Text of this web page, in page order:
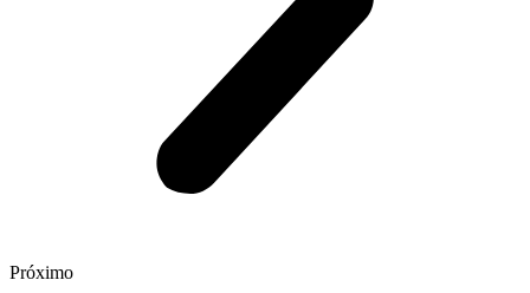
Próximo